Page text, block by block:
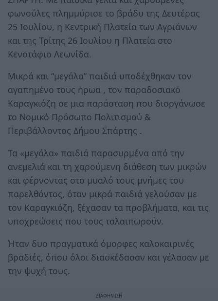
φωνούλες πλημμύρισε το βράδυ της Δευτέρας
25 Ιουλίου, η Κεντρική Πλατεία των Αγριάνων
και της Τρίτης 26 Ιουλίου η Πλατεία στο
Κενοτάφιο Λεωνίδα.
Μικρά και “μεγάλα” παιδιά υποδέχθηκαν τον
αγαπημένο τους ήρωα , τον παραδοσιακό
Καραγκιόζη σε μια παράσταση που διοργάνωσε
το Νομικό Πρόσωπο Πολιτισμού &
Περιβάλλοντος Δήμου Σπάρτης .
Τα «μεγάλα» παιδιά παρασυρμένα από την
ανεμελιά και τη χαρούμενη διάθεση των μικρών
και φέρνοντας στο μυαλό τους μνήμες του
παρελθόντος, όταν μικρά παιδιά γελούσαν με
τον Καραγκιόζη, ξέχασαν τα προβλήματα, και τις
υποχρεώσεις που τους ταλαιπωρούν.
Ήταν δυο πραγματικά όμορφες καλοκαιρινές
βραδιές, όπου όλοι διασκέδασαν και γέλασαν με
την ψυχή τους.